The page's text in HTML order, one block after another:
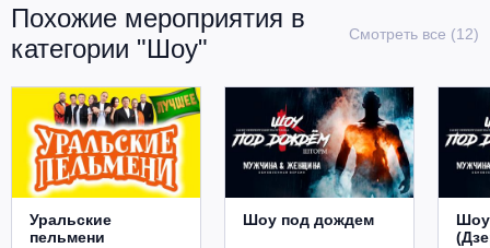
Похожие мероприятия в
категории "Шоу"
Смотреть все (12)
Уральские
пельмени
Шоу под дождем